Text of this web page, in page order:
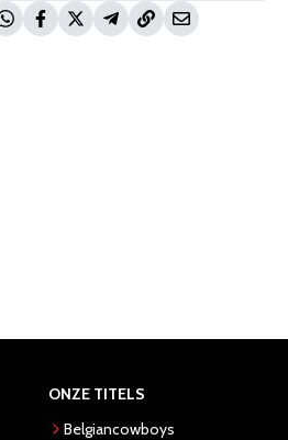
ONZE TITELS
Belgiancowboys